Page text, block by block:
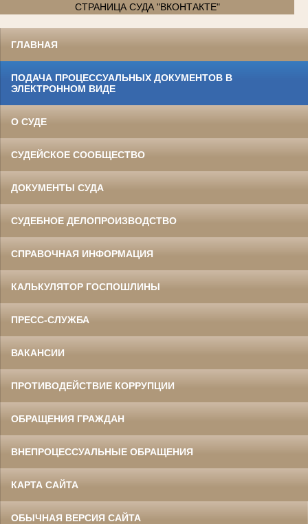
СТРАНИЦА СУДА "ВКОНТАКТЕ"
ГЛАВНАЯ
ПОДАЧА ПРОЦЕССУАЛЬНЫХ ДОКУМЕНТОВ В
ЭЛЕКТРОННОМ ВИДЕ
О СУДЕ
СУДЕЙСКОЕ СООБЩЕСТВО
ДОКУМЕНТЫ СУДА
СУДЕБНОЕ ДЕЛОПРОИЗВОДСТВО
СПРАВОЧНАЯ ИНФОРМАЦИЯ
КАЛЬКУЛЯТОР ГОСПОШЛИНЫ
ПРЕСС-СЛУЖБА
ВАКАНСИИ
ПРОТИВОДЕЙСТВИЕ КОРРУПЦИИ
ОБРАЩЕНИЯ ГРАЖДАН
ВНЕПРОЦЕССУАЛЬНЫЕ ОБРАЩЕНИЯ
КАРТА САЙТА
ОБЫЧНАЯ ВЕРСИЯ САЙТА